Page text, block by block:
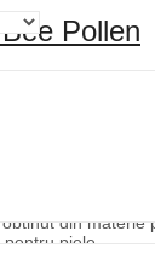
Pollen
de calitate
din materie
pentru piele